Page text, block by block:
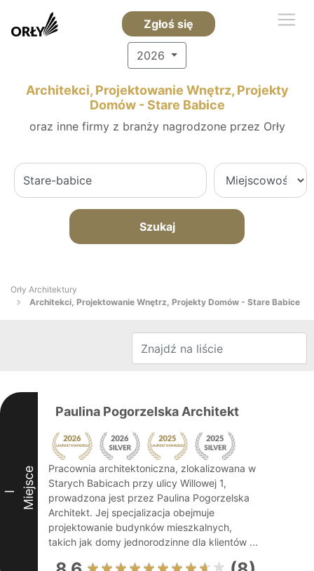
Zgłoś się
2026
Architekci, Projektowanie Wnętrz, Projekty
Domów - Stare Babice
oraz inne firmy z branży nagrodzone przez Orły
Szukaj
Orły Architektury
Architekci, Projektowanie Wnętrz, Projekty Domów - Stare Babice
I Miejsce
Paulina Pogorzelska Architekt
Pracownia architektoniczna, zlokalizowana w
Starych Babicach przy ulicy Willowej 1,
prowadzona jest przez Paulina Pogorzelska
Architekt. Jej specjalizacja obejmuje
projektowanie budynków mieszkalnych,
takich jak domy jednorodzinne dla klientów ...